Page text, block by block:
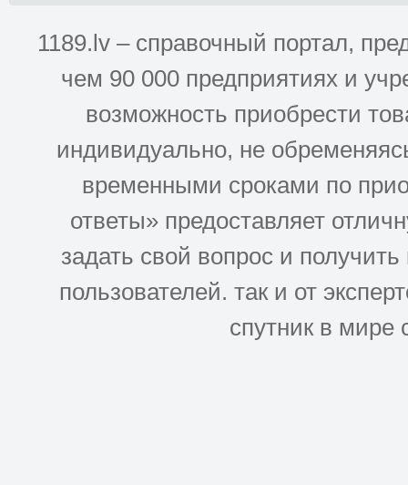
1189.lv – справочный портал,
чем 90 000 предприятиях и
возможность приобрести
индивидуально, не
временными сроками по
ответы» предоставляет
задать свой вопрос и
пользователей. так и от
спутник в